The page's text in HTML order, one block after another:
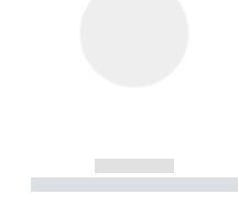
------------
----------- ----------- --------